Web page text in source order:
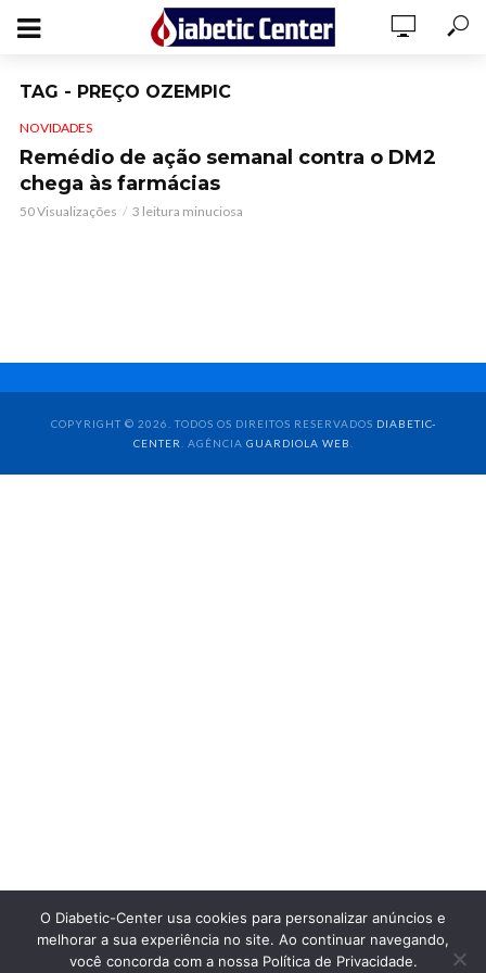
TAG - PREÇO OZEMPIC
NOVIDADES
Remédio de ação semanal contra o DM2
chega às farmácias
50 Visualizações 3 leitura minuciosa
COPYRIGHT © 2026. TODOS OS DIREITOS RESERVADOS DIABETIC-
CENTER
. AGÊNCIA GUARDIOLA WEB
O Diabetic-Center usa cookies para personalizar anúncios e
melhorar a sua experiência no site. Ao continuar navegando,
você concorda com a nossa Política de Privacidade.